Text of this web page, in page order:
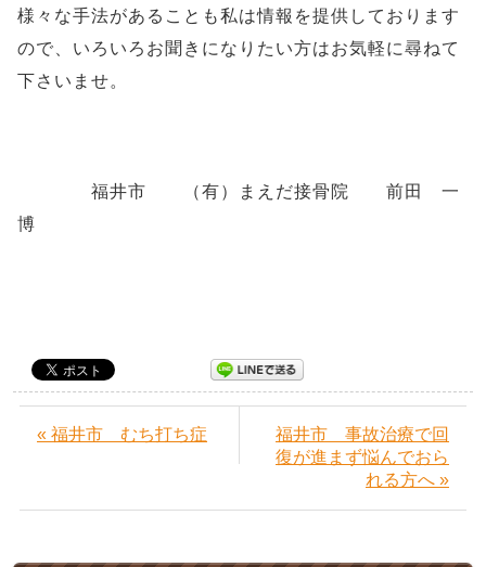
様々な手法があることも私は情報を提供しております
ので、いろいろお聞きになりたい方はお気軽に尋ねて
下さいませ。
福井市 （有）まえだ接骨院 前田 一
博
« 福井市 むち打ち症
福井市 事故治療で回
復が進まず悩んでおら
れる方へ »